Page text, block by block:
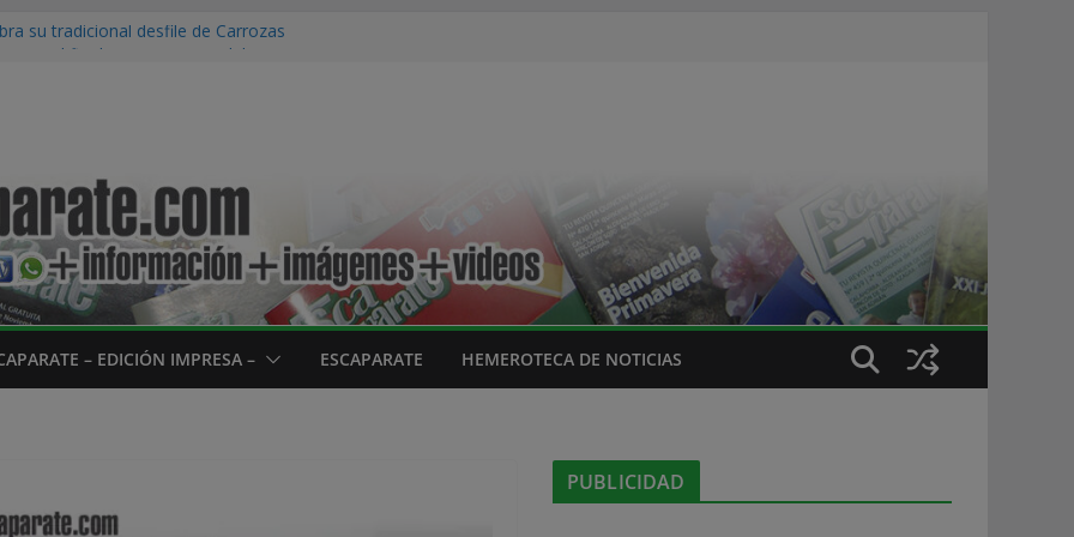
su tradicional desfile de Carrozas
del programa envejecimiento activo
fin con más de 100 participantes
– EDICIÓN IMPRESA – ESCAPARATE HEMEROTECA DE NOTICIAS
PUBLICIDAD